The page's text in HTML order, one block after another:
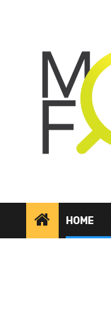
HOME